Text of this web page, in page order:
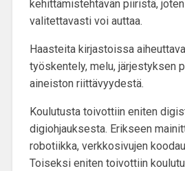
kehittämistehtävän piiristä,
valitettavasti voi auttaa.
Haasteita kirjastoissa
työskentely, melu, järjestyksen
aineiston riittävyydestä.
Koulutusta toivottiin eniten
digiohjauksesta. Erikseen
robotiikka, verkkosivujen
Toiseksi eniten toivottiin